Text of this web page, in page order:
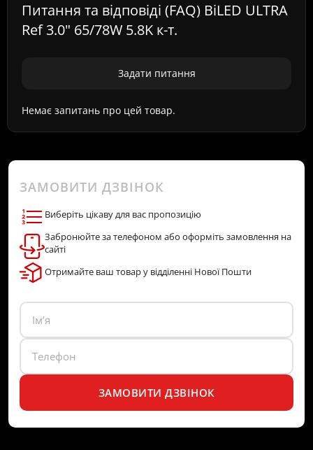
Питання та відповіді (FAQ) BiLED ULTRA
Ref 3.0" 65/78W 5.8K к-т.
Задати питання
Немає запитань про цей товар.
ЗАМОВИТИ ДЗВІНОК
Виберіть цікаву для вас пропозицію
Забронюйте за телефоном або оформіть замовлення на
сайті
Отримайте ваш товар у відділенні Нової Пошти
ЗАМОВИТИ ДЗВІНОК